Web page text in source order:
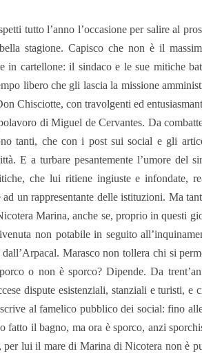
tutto l’anno l’occasione per salire al
stagione. Capisco che non è il
in cartellone: il sindaco e le sue mitiche
libero che gli lascia la missione
Chisciotte, con travolgenti ed
di Miguel de Cervantes. Da
tanti, che con i post sui social e gli
E a turbare pesantemente l’umore del
che lui ritiene ingiuste e infondate,
un rappresentante delle istituzioni. Ma
Marina, anche se, proprio in questi
non potabile in seguito
Marasco non tollera chi si
o non è sporco? Dipende. Da
dispute esistenziali, stanziali e turisti, e
al famelico pubblico dei social: fino
il bagno, ma ora è sporco, anzi
per lui il mare di Marina di Nicotera non è